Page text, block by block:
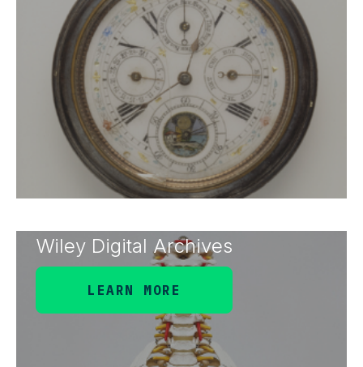
Wiley Digital Archives
LEARN MORE